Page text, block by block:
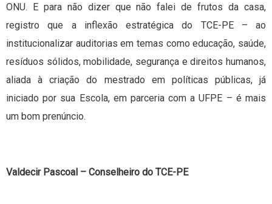
ONU. E para não dizer que não falei de frutos da casa,
registro que a inflexão estratégica do TCE-PE – ao
institucionalizar auditorias em temas como educação, saúde,
resíduos sólidos, mobilidade, segurança e direitos humanos,
aliada à criação do mestrado em políticas públicas, já
iniciado por sua Escola, em parceria com a UFPE – é mais
um bom prenúncio.
Valdecir Pascoal – Conselheiro do TCE-PE